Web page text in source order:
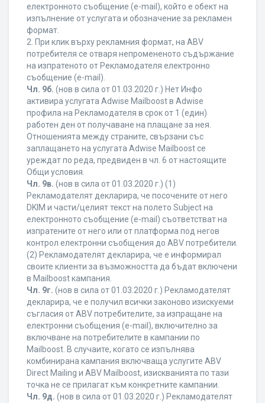
електронното съобщение (e-mail), който е обект на
изпълнение от услугата и обозначение за рекламен
формат.
2. При клик върху рекламния формат, на ABV
потребителя се отваря непромененото съдържание
на изпратеното от Рекламодателя електронно
съобщение (e-mail).
Чл. 9б. (нов в сила от 01.03.2020 г.) Нет Инфо
активира услугата Adwise Mailboost в Adwise
профила на Рекламодателя в срок от 1 (един)
работен ден от получаване на плащане за нея.
Отношенията между страните, свързани със
заплащането на услугата Adwise Mailboost се
уреждат по реда, предвиден в чл. 6 от настоящите
Общи условия.
Чл. 9в. (нов в сила от 01.03.2020 г.) (1)
Рекламодателят декларира, че посочените от него
DKIM и части/целият текст на полето Subject на
електронното съобщение (e-mail) съответстват на
изпратените от него или от платформа под негов
контрол електронни съобщения до ABV потребители.
(2) Рекламодателят декларира, че е информирал
своите клиенти за възможността да бъдат включени
в Mailboost кампания.
Чл. 9г. (нов в сила от 01.03.2020 г.) Рекламодателят
декларира, че е получил всички законово изискуеми
съгласия от ABV потребителите, за изпращане на
електронни съобщения (e-mail), включително за
включване на потребителите в кампании по
Mailboost. В случаите, когато се изпълнява
комбинирана кампания включваща услугите ABV
Direct Mailing и ABV Mailboost, изискванията по тази
точка не се прилагат към конкретните кампании.
Чл. 9д. (нов в сила от 01.03.2020 г.) Рекламодателят